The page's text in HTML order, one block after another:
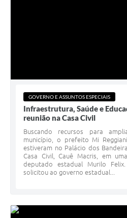
GOVERNO E ASSUNTOS ESPECIAIS
Infraestrutura, Saúde e
reunião na Casa Civil
Buscando recursos para
município, o prefeito Mi
estiveram no Palácio dos
Casa Civil, Cauê Macris, em
deputado estadual Murilo
solicitou ao governo estadual...